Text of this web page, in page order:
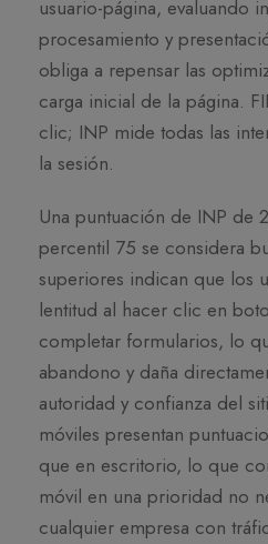
usuario-página, evaluando
procesamiento y
obliga a repensar las
carga inicial de la página.
clic; INP mide todas las
la sesión.
Una puntuación de INP de
percentil 75 se considera
superiores indican que los
lentitud al hacer clic en
completar formularios, lo
abandono y daña
autoridad y confianza del
móviles presentan
que en escritorio, lo que
móvil en una prioridad no
cualquier empresa con